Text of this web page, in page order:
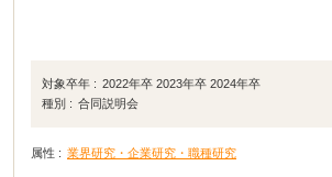
対象卒年 : 2022年卒 2023年卒 2024年卒
種別 : 合同説明会
属性 : 業界研究・企業研究・職種研究